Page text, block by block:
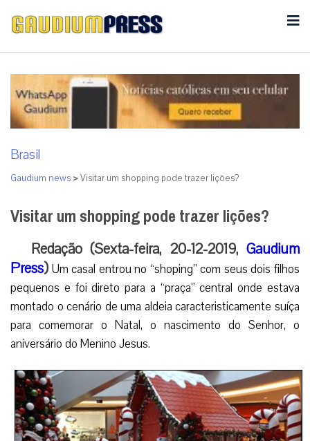
Brasil
Gaudium news >Visitar um shopping pode trazer lições?
Visitar um shopping pode trazer lições?
Redação (Sexta-feira, 20-12-2019, Gaudium
Press) Um casal entrou no “shoping” com seus dois filhos
pequenos e foi direto para a “praça” central onde estava
montado o cenário de uma aldeia caracteristicamente suíça
para comemorar o Natal, o nascimento do Senhor, o
aniversário do Menino Jesus.